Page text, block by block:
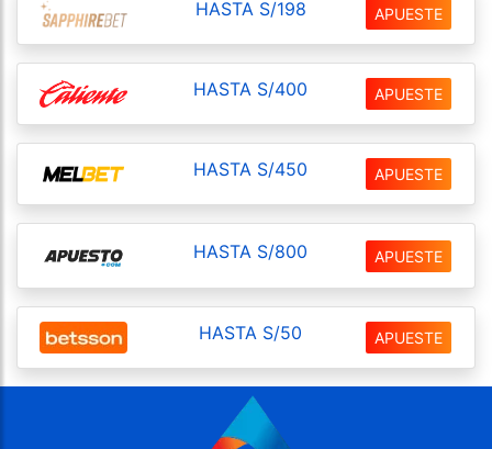
HASTA S/198 APUESTE
HASTA S/400 APUESTE
HASTA S/450 APUESTE
HASTA S/800 APUESTE
HASTA S/50 APUESTE